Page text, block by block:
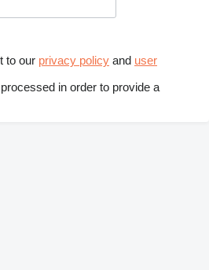
to our privacy policy and user
in order to provide a